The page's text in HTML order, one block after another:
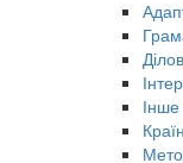
Інше